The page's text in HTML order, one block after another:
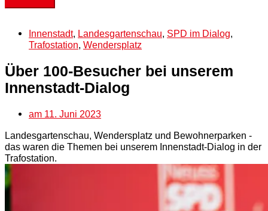
Innenstadt, Landesgartenschau, SPD im Dialog,
Trafostation, Wendersplatz
Über 100-Besucher bei unserem
Innenstadt-Dialog
am 11. Juni 2023
Landesgartenschau, Wendersplatz und Bewohnerparken -
das waren die Themen bei unserem Innenstadt-Dialog in der
Trafostation.